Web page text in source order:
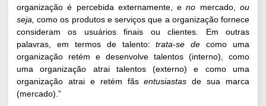
organização é percebida externamente, eno mercado,ou
seja, como os produtos e serviços que a organização fornece
consideram os usuários finais ou clientes. Em outras
palavras, em termos de talento:trata-se decomo uma
organização retém e desenvolve talentos (interno), como
uma organização atrai talentos (externo) e como uma
organização atrai e retém fãsentusiastasde sua marca
(mercado).”